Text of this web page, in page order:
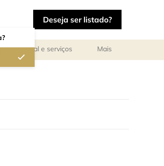
Deseja ser listado?
de pessoal e serviços Mais